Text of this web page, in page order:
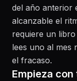
del año anterior
alcanzable el
requiere un
lees uno al mes
el fracaso.
Empieza